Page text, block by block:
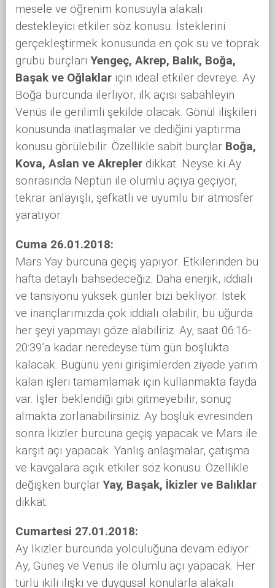
mesele ve öğrenim konusuyla alakalı
destekleyici etkiler söz konusu. İsteklerini
gerçekleştirmek konusunda en çok su ve toprak
grubu burçlarıYengeç, Akrep, Balık, Boğa,
Başak ve Oğlaklar için ideal etkiler devreye. Ay
Boğa burcunda ilerliyor, ilk açısı sabahleyin
Venüs ile gerilimli şekilde olacak. Gönül ilişkileri
konusunda inatlaşmalar ve dediğini yaptırma
konusu görülebilir. Özellikle sabit burçlar Boğa,
Kova, Aslan ve Akrepler dikkat. Neyse ki Ay
sonrasında Neptün ile olumlu açıya geçiyor,
tekrar anlayışlı, şefkatli ve uyumlu bir atmosfer
yaratıyor.
Cuma 26.01.2018:
Mars Yay burcuna geçiş yapıyor. Etkilerinden bu
hafta detaylı bahsedeceğiz. Daha enerjik, iddialı
ve tansiyonu yüksek günler bizi bekliyor. İstek
ve inançlarımızda çok iddialı olabilir, bu uğurda
her şeyi yapmayı göze alabiliriz. Ay, saat 06:16-
20:39’a kadar neredeyse tüm gün boşlukta
kalacak. Bugünü yeni girişimlerden ziyade yarım
kalan işleri tamamlamak için kullanmakta fayda
var. İşler beklendiği gibi gitmeyebilir, sonuç
almakta zorlanabilirsiniz. Ay boşluk evresinden
sonra İkizler burcuna geçiş yapacak ve Mars ile
karşıt açı yapacak. Yanlış anlaşmalar, çatışma
ve kavgalara açık etkiler söz konusu. Özellikle
değişken burçlarYay, Başak, İkizler ve Balıklar
dikkat.
Cumartesi 27.01.2018:
Ay İkizler burcunda yolculuğuna devam ediyor.
Ay, Güneş ve Venüs ile olumlu açı yapacak. Her
türlü ikili ilişki ve duygusal konularla alakalı